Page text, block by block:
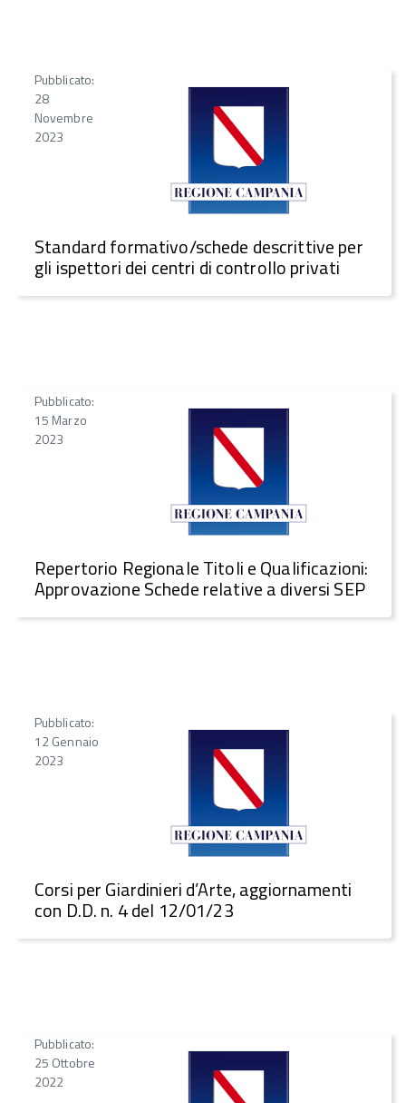
Pubblicato:
28
Novembre
2023
Standard formativo/schede descrittive per
gli ispettori dei centri di controllo privati
Pubblicato:
15 Marzo
2023
Repertorio Regionale Titoli e Qualificazioni:
Approvazione Schede relative a diversi SEP
Pubblicato:
12 Gennaio
2023
Corsi per Giardinieri d’Arte, aggiornamenti
con D.D. n. 4 del 12/01/23
Pubblicato:
25 Ottobre
2022